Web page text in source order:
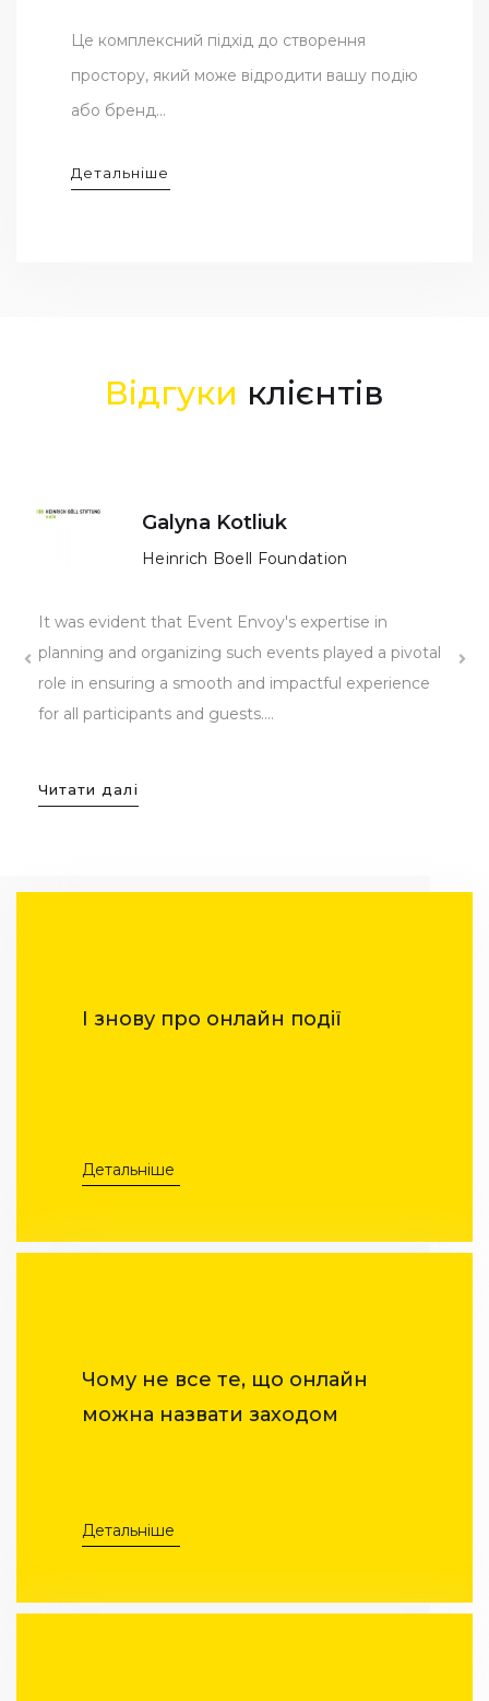
Це комплексний підхід до створення
простору, який може відродити вашу подію
або бренд...
Детальніше
Відгуки клієнтів
Galyna Kotliuk
Heinrich Boell Foundation
It was evident that Event Envoy's expertise in
planning and organizing such events played a pivotal
role in ensuring a smooth and impactful experience
for all participants and guests....
Читати далі
І знову про онлайн події
Детальніше
Чому не все те, що онлайн
можна назвати заходом
Детальніше